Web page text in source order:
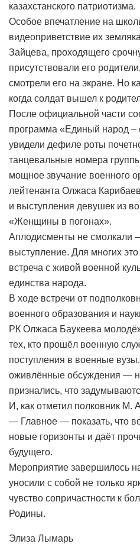
казахстанского патриотизма.
Особое впечатление на
видеоприветствие их
Зайцева, проходящего
присутствовали его
смотрели его на экране. Но
когда солдат вышел к
После официальной части
программа «Единый народ –
увидели дефиле роты
танцевальные номера
мощное звучание военного
лейтенанта Олжаса
и выступления девушек из
«Женщины в погонах».
Аплодисменты не смолкали
выступление. Для многих
встреча с живой военной
единства народа.
В ходе встречи от
военного образования и
РК Олжаса Баукеева
тех, кто прошёл военную
поступления в военные
оживлённые обсуждения —
признались, что
И, как отметил полковник М.
— Главное — показать, что
новые горизонты и даёт
будущего.
Мероприятие завершилось
уносили с собой не только
чувство сопричастности к
Родины.
Элиза Лымарь